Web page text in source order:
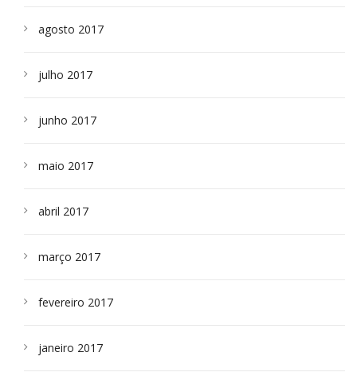
agosto 2017
julho 2017
junho 2017
maio 2017
abril 2017
março 2017
fevereiro 2017
janeiro 2017